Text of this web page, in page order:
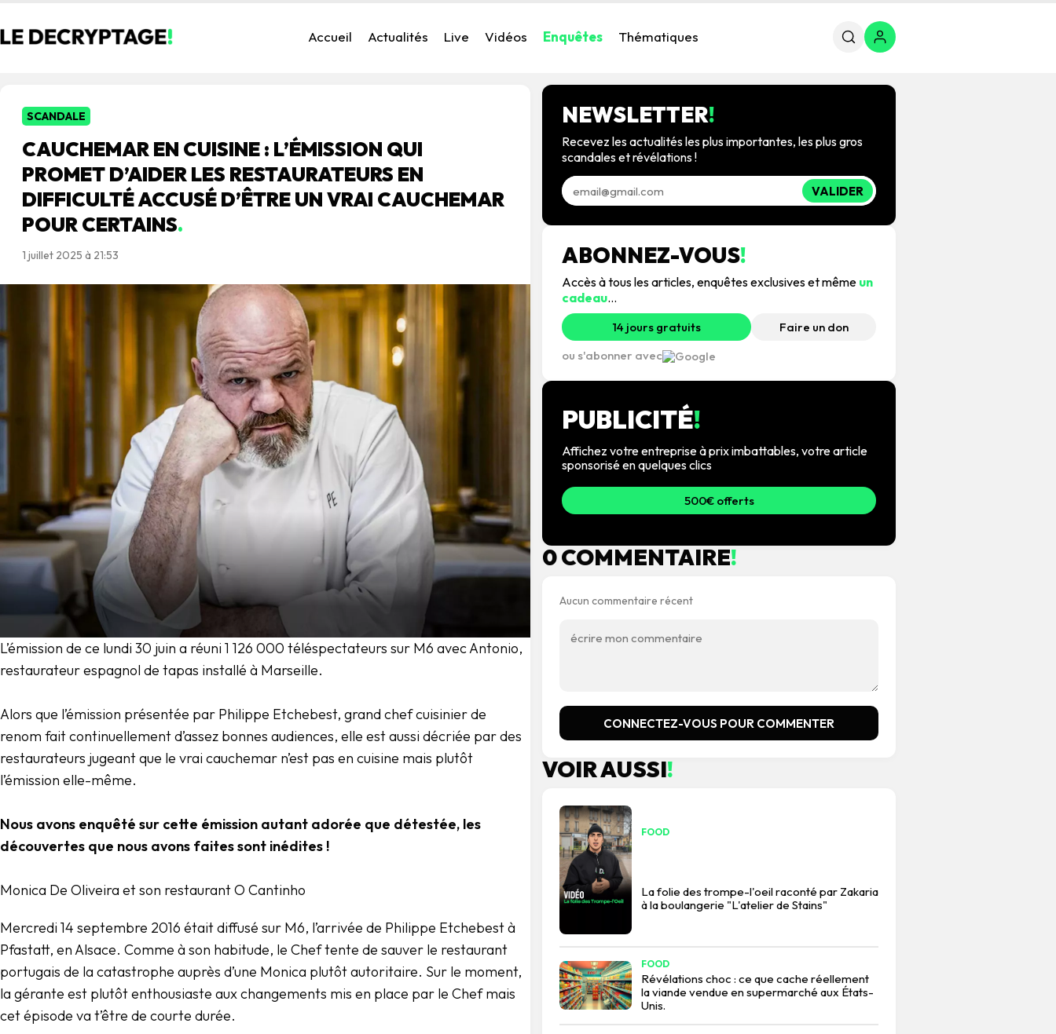
Accueil Actualités Live Vidéos Enquêtes Thématiques
SCANDALE
CAUCHEMAR EN CUISINE : L’ÉMISSION QUI
PROMET D’AIDER LES RESTAURATEURS EN
DIFFICULTÉ ACCUSÉ D’ÊTRE UN VRAI CAUCHEMAR
POUR CERTAINS.
1 juillet 2025 à 21:53
L’émission de ce lundi 30 juin a réuni 1 126 000 téléspectateurs sur M6 avec Antonio,
restaurateur espagnol de tapas installé à Marseille.
Alors que l’émission présentée par Philippe Etchebest, grand chef cuisinier de
renom fait continuellement d’assez bonnes audiences, elle est aussi décriée par des
restaurateurs jugeant que le vrai cauchemar n’est pas en cuisine mais plutôt
l’émission elle-même.
Nous avons enquêté sur cette émission autant adorée que détestée, les
découvertes que nous avons faites sont inédites !
Monica De Oliveira et son restaurant O Cantinho
Mercredi 14 septembre 2016 était diffusé sur M6, l’arrivée de Philippe Etchebest à
Pfastatt, en Alsace. Comme à son habitude, le Chef tente de sauver le restaurant
portugais de la catastrophe auprès d’une Monica plutôt autoritaire. Sur le moment,
la gérante est plutôt enthousiaste aux changements mis en place par le Chef mais
cet épisode va t’être de courte durée.
NEWSLETTER!
Recevez les actualités les plus importantes, les plus gros
scandales et révélations !
VALIDER
ABONNEZ-VOUS!
Accès à tous les articles, enquêtes exclusives et même un
cadeau...
14 jours gratuits
Faire un don
ou s'abonner avec
PUBLICITÉ!
Affichez votre entreprise à prix imbattables, votre article
sponsorisé en quelques clics
500€ offerts
0 COMMENTAIRE!
Aucun commentaire récent
CONNECTEZ-VOUS POUR COMMENTER
VOIR AUSSI!
FOOD
La folie des trompe-l'oeil raconté par Zakaria
à la boulangerie "L'atelier de Stains"
FOOD
Révélations choc : ce que cache réellement
la viande vendue en supermarché aux États-
Unis.